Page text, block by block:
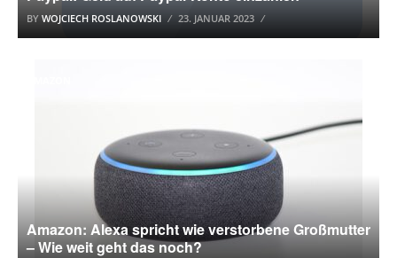
BY WOJCIECH ROSLANOWSKI 23. JANUAR 2023
Amazon: Alexa spricht wie verstorbene Großmutter
– Wie weit geht das noch?